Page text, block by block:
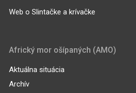
Web o Slintačke a krívačke
Africký mor ošípaných (AMO)
Aktuálna situácia
Archív